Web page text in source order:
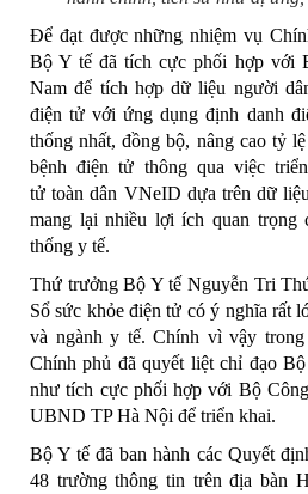
Để đạt được những nhiệm vụ
Bộ Y tế đã tích cực phối hợp với
Nam để tích hợp dữ liệu người
điện tử với ứng dụng định danh
thống nhất, đồng bộ, nâng cao tỷ
bệnh điện tử thông qua việc
tử toàn dân VNeID dựa trên dữ
mang lại nhiều lợi ích quan trọng
thống y tế.
Thứ trưởng Bộ Y tế Nguyễn Tri
Sổ sức khỏe điện tử có ý nghĩa rất
và ngành y tế. Chính vì vậy
Chính phủ đã quyết liệt chỉ đạo
như tích cực phối hợp với Bộ
UBND TP Hà Nội để triển khai.
Bộ Y tế đã ban hành các Quyết
48 trường thông tin trên địa bàn